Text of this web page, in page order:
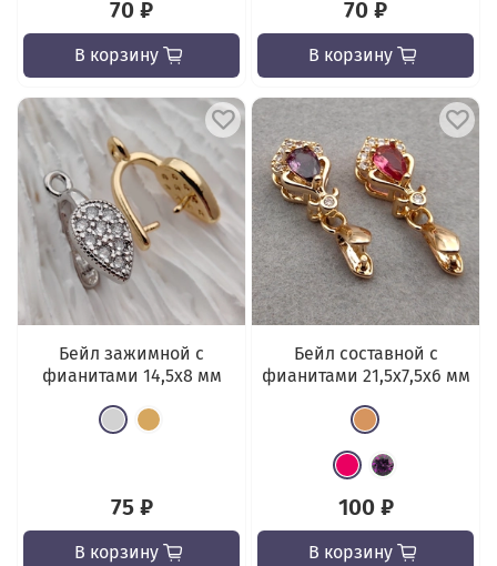
70 ₽
В корзину
70 ₽
В корзину
Бейл зажимной с
фианитами 14,5x8 мм
75 ₽
В корзину
Бейл составной с
фианитами 21,5х7,5x6 мм
100 ₽
В корзину